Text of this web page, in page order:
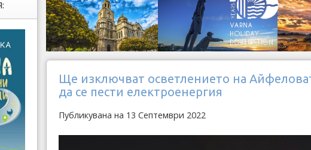
Ще изключват осветлението на
да се пести електроенергия
Публикувана на 13 Септември 2022